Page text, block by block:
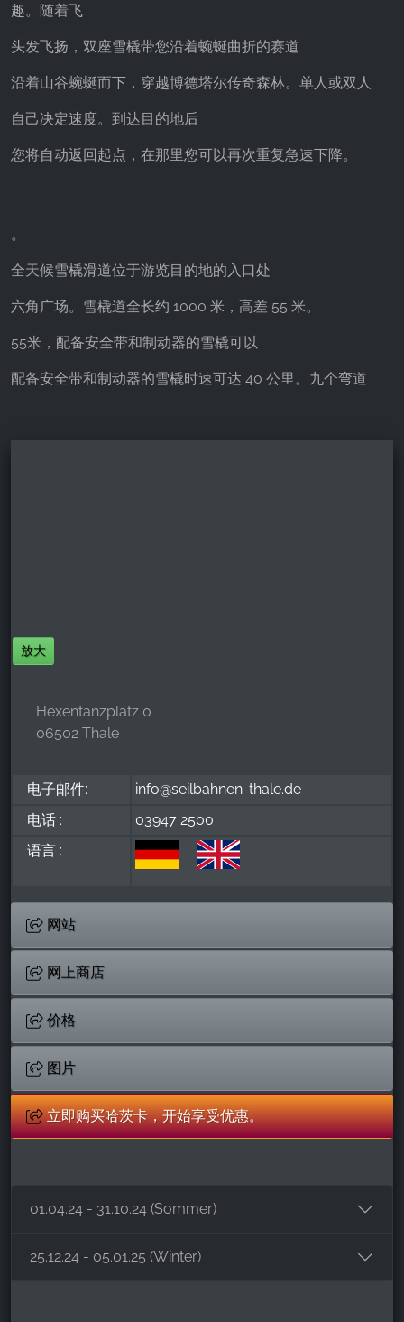
趣。随着飞
头发飞扬，双座雪橇带您沿着蜿蜒曲折的赛道
沿着山谷蜿蜒而下，穿越博德塔尔传奇森林。单人或双人
自己决定速度。到达目的地后
您将自动返回起点，在那里您可以再次重复急速下降。
。
全天候雪橇滑道位于游览目的地的入口处
六角广场。雪橇道全长约 1000 米，高差 55 米。
55米，配备安全带和制动器的雪橇可以
配备安全带和制动器的雪橇时速可达 40 公里。九个弯道
放大
Hexentanzplatz 0
06502 Thale
电子邮件:
info@seilbahnen-thale.de
电话 :
03947 2500
语言 :
网站
网上商店
价格
图片
立即购买哈茨卡，开始享受优惠。
01.04.24 - 31.10.24 (Sommer)
25.12.24 - 05.01.25 (Winter)